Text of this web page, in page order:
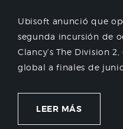
Ubisoft anunció que
segunda incursión de
Clancy’s The Division
global a finales de
LEER MÁS